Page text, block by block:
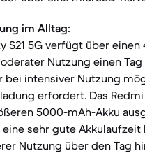
im Alltag:
S21 5G verfügt über
Nutzung einen
bei intensiver Nutzung
erfordert. Das
5000-mAh-Akku
eine sehr gute
Nutzung über den Tag